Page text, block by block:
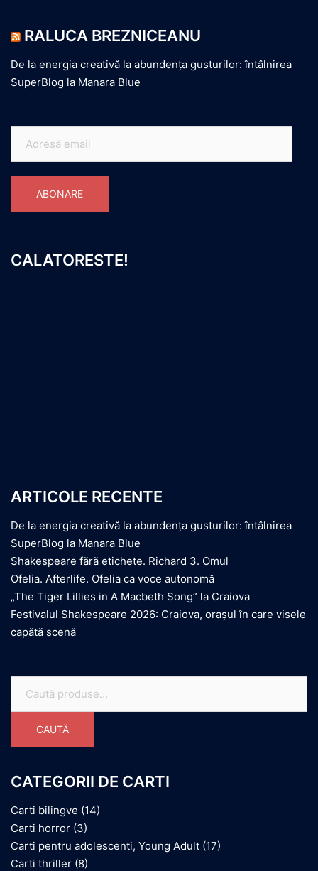
RALUCA BREZNICEANU
De la energia creativă la abundența gusturilor: întâlnirea
SuperBlog la Manara Blue
email
ABONARE
CALATORESTE!
ARTICOLE RECENTE
De la energia creativă la abundența gusturilor: întâlnirea
SuperBlog la Manara Blue
Shakespeare fără etichete. Richard 3. Omul
Ofelia. Afterlife. Ofelia ca voce autonomă
„The Tiger Lillies in A Macbeth Song” la Craiova
Festivalul Shakespeare 2026: Craiova, orașul în care visele
capătă scenă
după:
CAUTĂ
CATEGORII DE CARTI
Carti bilingve (14)
Carti horror (3)
Carti pentru adolescenti, Young Adult (17)
Carti thriller (8)